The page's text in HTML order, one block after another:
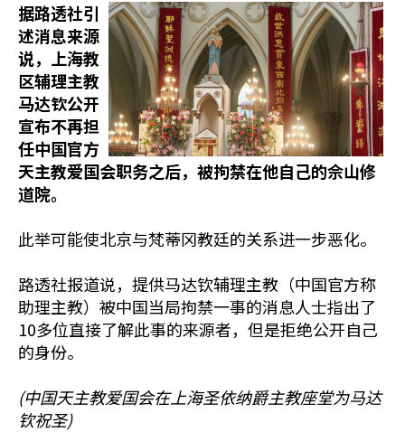
据路透社引
述消息来源
说，上海教
区辅理主教
马达钦公开
宣布不再担
任中国官方
天主教爱国会职务之后，被拘禁在他自己的佘山修
道院。
此举可能使北京与梵蒂冈教廷的关系进一步恶化。
路透社报道说，提供马达钦辅理主教（中国官方称
助理主教）被中国当局拘禁一事的消息人士指出了
10多位直接了解此事的来源者，但是拒绝公开自己
的身份。
(中国天主教爱国会在上海圣依纳爵主教座堂为马达
钦祝圣)